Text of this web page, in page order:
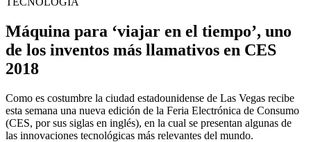
Máquina para ‘viajar en el tiempo’, uno
de los inventos más llamativos en CES
2018
Como es costumbre la ciudad estadounidense de Las Vegas recibe
esta semana una nueva edición de la Feria Electrónica de Consumo
(CES, por sus siglas en inglés), en la cual se presentan algunas de
las innovaciones tecnológicas más relevantes del mundo.